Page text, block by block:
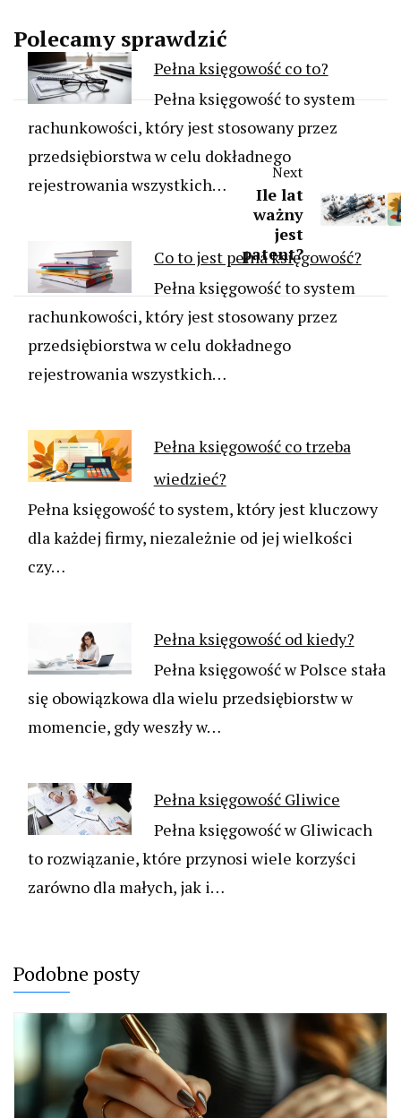
Polecamy sprawdzić
Pełna księgowość co to?
Pełna księgowość to system
rachunkowości, który jest stosowany przez
przedsiębiorstwa w celu dokładnego
rejestrowania wszystkich…
Co to jest pełna księgowość?
Pełna księgowość to system
rachunkowości, który jest stosowany przez
przedsiębiorstwa w celu dokładnego
rejestrowania wszystkich…
Pełna księgowość co trzeba
wiedzieć?
Pełna księgowość to system, który jest kluczowy
dla każdej firmy, niezależnie od jej wielkości
czy…
Pełna księgowość od kiedy?
Pełna księgowość w Polsce stała
się obowiązkowa dla wielu przedsiębiorstw w
momencie, gdy weszły w…
Pełna księgowość Gliwice
Pełna księgowość w Gliwicach
to rozwiązanie, które przynosi wiele korzyści
zarówno dla małych, jak i…
Next
Ile lat
ważny
jest
patent?
Podobne posty